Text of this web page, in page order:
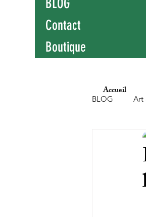
BLOG
Contact
Boutique
BLOG Art
Accueil